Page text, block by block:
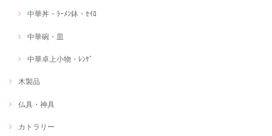
中華丼・ﾗｰﾒﾝ鉢・ｾｲﾛ
中華碗・皿
中華卓上小物・ﾚﾝｹﾞ
木製品
仏具・神具
カトラリー